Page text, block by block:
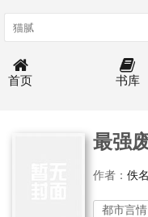
首页 书库
最强
作者： 佚名
都市言情